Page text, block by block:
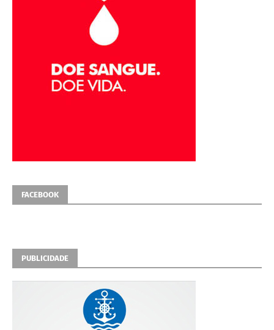
FACEBOOK
PUBLICIDADE